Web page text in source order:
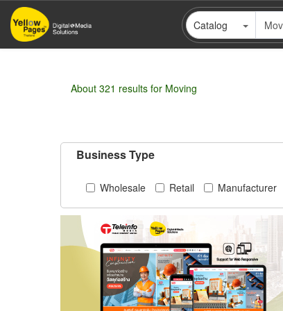
Skip
main
Catalog
About 321 results for Moving
Business Type
Wholesale Retail Manufacturer
Pagination